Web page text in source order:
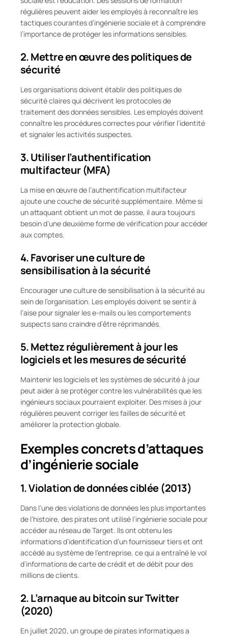
régulières peuvent aider les employés à reconnaître les
tactiques courantes d’ingénierie sociale et à comprendre
l’importance de protéger les informations sensibles.
2. Mettre en œuvre des politiques de
sécurité
Les organisations doivent établir des politiques de
sécurité claires qui décrivent les protocoles de
traitement des données sensibles. Les employés doivent
connaître les procédures correctes pour vérifier l’identité
et signaler les activités suspectes.
3. Utiliser l’authentification
multifacteur (MFA)
La mise en œuvre de l’authentification multifacteur
ajoute une couche de sécurité supplémentaire. Même si
un attaquant obtient un mot de passe, il aura toujours
besoin d’une deuxième forme de vérification pour accéder
aux comptes.
4. Favoriser une culture de
sensibilisation à la sécurité
Encourager une culture de sensibilisation à la sécurité au
sein de l’organisation. Les employés doivent se sentir à
l’aise pour signaler les e-mails ou les comportements
suspects sans craindre d’être réprimandés.
5. Mettez régulièrement à jour les
logiciels et les mesures de sécurité
Maintenir les logiciels et les systèmes de sécurité à jour
peut aider à se protéger contre les vulnérabilités que les
ingénieurs sociaux pourraient exploiter. Des mises à jour
régulières peuvent corriger les failles de sécurité et
améliorer la protection globale.
Exemples concrets d’attaques
d’ingénierie sociale
1. Violation de données ciblée (2013)
Dans l’une des violations de données les plus importantes
de l’histoire, des pirates ont utilisé l’ingénierie sociale pour
accéder au réseau de Target. Ils ont obtenu les
informations d’identification d’un fournisseur tiers et ont
accédé au système de l’entreprise, ce qui a entraîné le vol
d’informations de carte de crédit et de débit pour des
millions de clients.
2. L’arnaque au bitcoin sur Twitter
(2020)
En juillet 2020, un groupe de pirates informatiques a